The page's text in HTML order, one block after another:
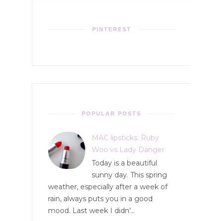
PINTEREST
POPULAR POSTS
MAC lipsticks: Ruby
Woo vs Lady Danger
Today is a beautiful
sunny day. This spring
weather, especially after a week of
rain, always puts you in a good
mood. Last week I didn'...